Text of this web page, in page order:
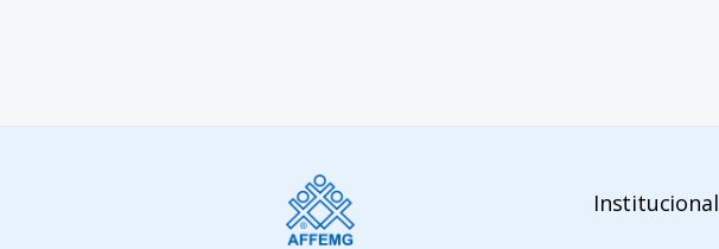
Institucional